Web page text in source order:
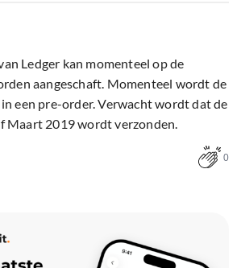
Ledger kan momenteel op de
aangeschaft. Momenteel wordt de
een pre-order. Verwacht wordt dat de
Maart 2019 wordt verzonden.
0